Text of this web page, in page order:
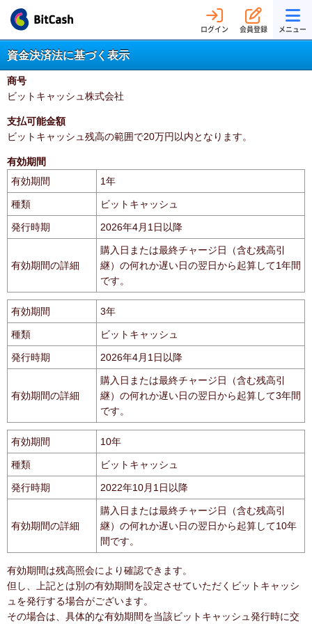
ログイン 会員登録 メニュー
資金決済法に基づく表示
商号
ビットキャッシュ株式会社
支払可能金額
ビットキャッシュ残高の範囲で20万円以内となります。
有効期間
有効期間
1年
種類 ビットキャッシュ
発行時期 2026年4月1日以降
有効期間の詳細
購入日または最終チャージ日（含む残高引
継）の何れか遅い日の翌日から起算して1年間
です。
有効期間 3年
種類 ビットキャッシュ
発行時期 2026年4月1日以降
有効期間の詳細
購入日または最終チャージ日（含む残高引
継）の何れか遅い日の翌日から起算して3年間
です。
有効期間 10年
種類 ビットキャッシュ
発行時期 2022年10月1日以降
有効期間の詳細
購入日または最終チャージ日（含む残高引
継）の何れか遅い日の翌日から起算して10年
間です。
有効期間は残高照会により確認できます。
但し、上記とは別の有効期間を設定させていただくビットキャッシ
ュを発行する場合がございます。
その場合は、具体的な有効期間を当該ビットキャッシュ発行時に交